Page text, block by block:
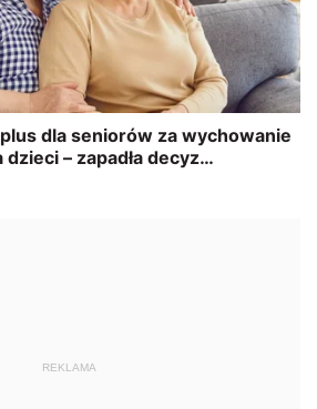
REKLAMA